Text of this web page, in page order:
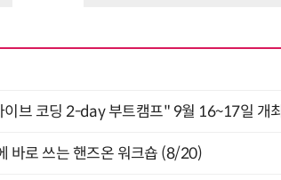
브 코딩 2-day 부트캠프" 9월 16~17일 개최
바로 쓰는 핸즈온 워크숍 (8/20)